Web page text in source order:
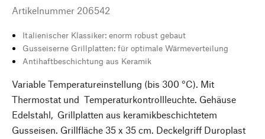
Artikelnummer 206542
Italienischer Klassiker: enorm robust gebaut
Gusseiserne Grillplatten: für optimale Wärmeverteilung
Antihaftbeschichtung aus Keramik
Variable Temperatureinstellung (bis 300 °C). Mit
Thermostat und Temperaturkontrollleuchte. Gehäuse
Edelstahl, Grillplatten aus keramikbeschichtetem
Gusseisen. Grillfläche 35 x 35 cm. Deckelgriff Duroplast